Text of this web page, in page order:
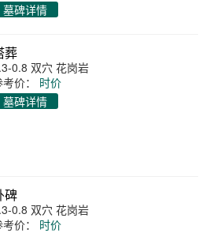
墓碑详情
葬
0.8 双穴 花岗岩
价：
时价
墓碑详情
碑
0.8 双穴 花岗岩
价：
时价